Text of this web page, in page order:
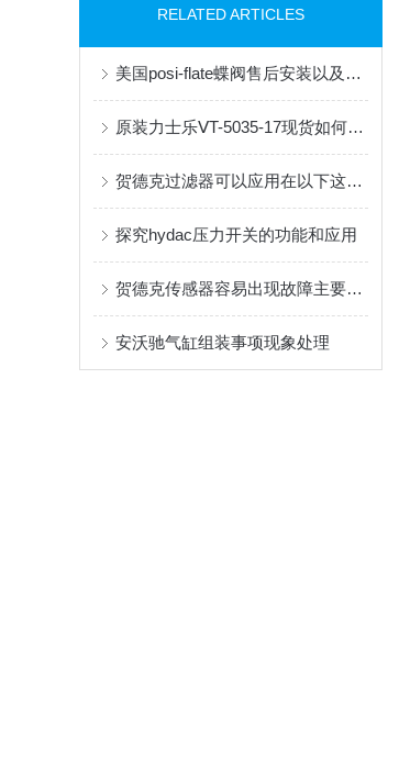
RELATED ARTICLES
美国posi-flate蝶阀售后安装以及维护
原装力士乐ⅤT-5035-17现货如何验货
贺德克过滤器可以应用在以下这些行业中
探究hydac压力开关的功能和应用
贺德克传感器容易出现故障主要有以下4种
安沃驰气缸组装事项现象处理